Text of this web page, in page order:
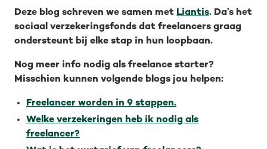
Deze blog schreven we samen met Liantis. Da’s het
sociaal verzekeringsfonds dat freelancers graag
ondersteunt bij elke stap in hun loopbaan.
Nog meer info nodig als freelance starter?
Misschien kunnen volgende blogs jou helpen:
Freelancer worden in 9 stappen.
Welke verzekeringen heb ik nodig als
freelancer?